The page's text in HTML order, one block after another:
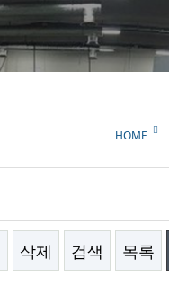
HOME
삭제 검색 목록